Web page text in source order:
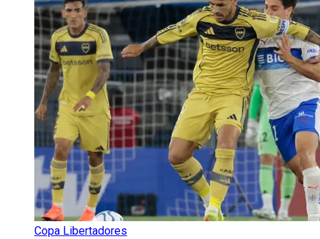
Copa Libertadores